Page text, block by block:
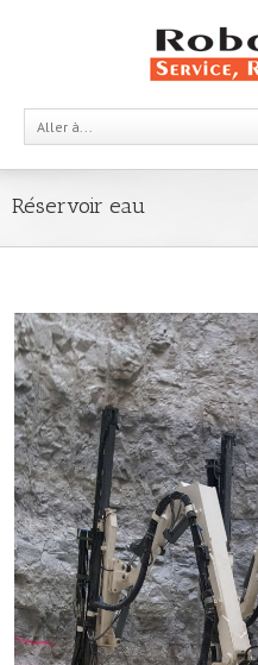
Aller à...
Réservoir eau